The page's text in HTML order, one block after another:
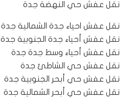
نقل عفش حي النهضة جدة
نقل عفش احياء جدة الشمالية جدة
نقل عفش أحياء جدة الجنوبية جدة
نقل عفش أحياء وسط جدة جدة
نقل عفش حي الشاطئ جدة
نقل عفش حي أبحر الجنوبية جدة
نقل عفش حي أبحر الشمالية جدة